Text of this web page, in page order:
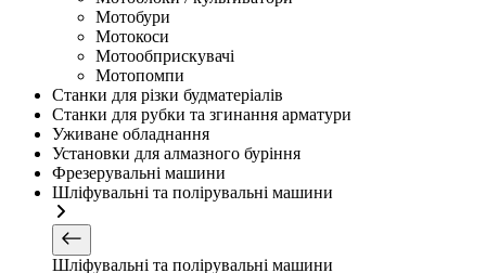
Мотобури
Мотокоси
Мотообприскувачі
Мотопомпи
Станки для різки будматеріалів
Станки для рубки та згинання арматури
Уживане обладнання
Установки для алмазного буріння
Фрезерувальні машини
Шліфувальні та полірувальні машини
Шліфувальні та полірувальні машини